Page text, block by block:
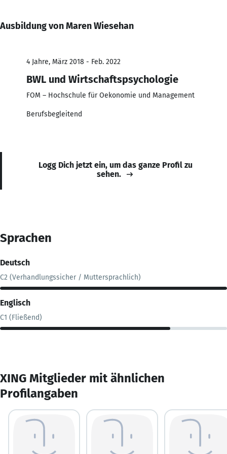
Ausbildung von Maren Wiesehan
4 Jahre, März 2018 - Feb. 2022
BWL und Wirtschaftspsychologie
FOM – Hochschule für Oekonomie und Management
Berufsbegleitend
Logg Dich jetzt ein, um das ganze Profil zu
sehen.
Sprachen
Deutsch
C2 (Verhandlungssicher / Muttersprachlich)
Englisch
C1 (Fließend)
XING Mitglieder mit ähnlichen
Profilangaben